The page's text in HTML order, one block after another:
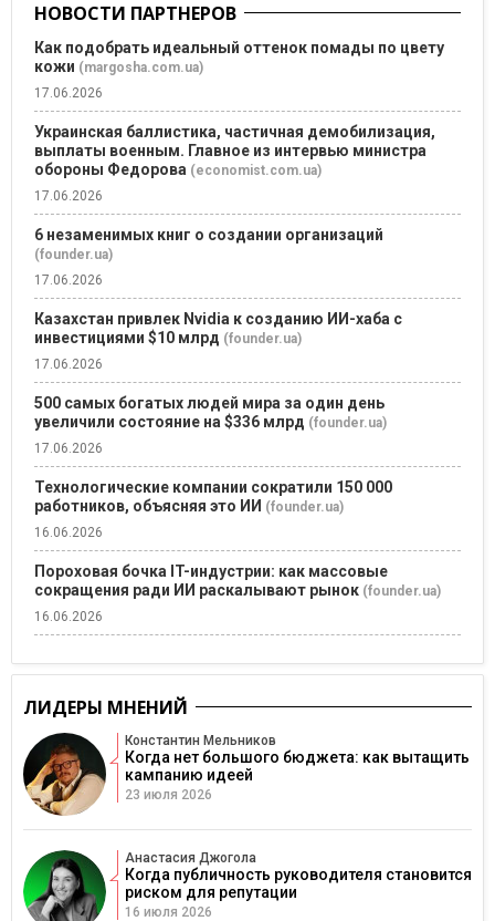
НОВОСТИ ПАРТНЕРОВ
Как подобрать идеальный оттенок помады по цвету
кожи (margosha.com.ua)
17.06.2026
Украинская баллистика, частичная демобилизация,
выплаты военным. Главное из интервью министра
обороны Федорова (economist.com.ua)
17.06.2026
6 незаменимых книг о создании организаций
(founder.ua)
17.06.2026
Казахстан привлек Nvidia к созданию ИИ-хаба с
инвестициями $10 млрд (founder.ua)
17.06.2026
500 самых богатых людей мира за один день
увеличили состояние на $336 млрд (founder.ua)
17.06.2026
Технологические компании сократили 150 000
работников, объясняя это ИИ (founder.ua)
16.06.2026
Пороховая бочка IT-индустрии: как массовые
сокращения ради ИИ раскалывают рынок (founder.ua)
16.06.2026
ЛИДЕРЫ МНЕНИЙ
Константин Мельников
Когда нет большого бюджета: как вытащить
кампанию идеей
23 июля 2026
Анастасия Джогола
Когда публичность руководителя становится
риском для репутации
16 июля 2026